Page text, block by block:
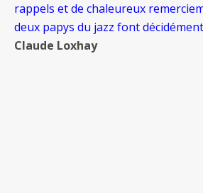
rappels et de chaleureux
deux papys du jazz font
Claude Loxhay